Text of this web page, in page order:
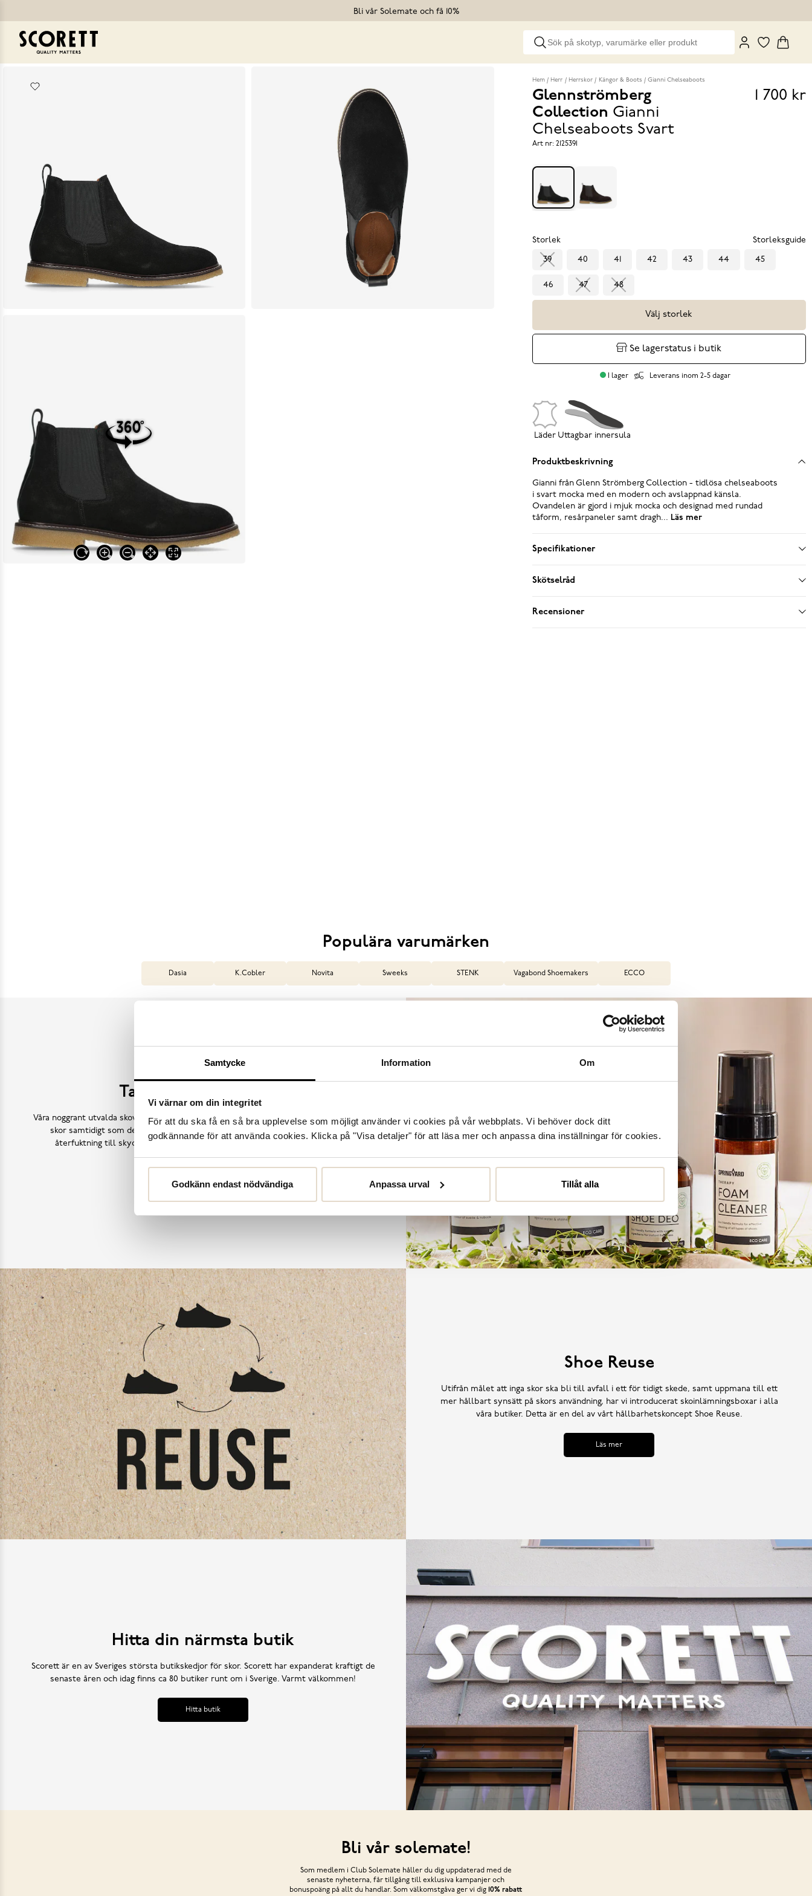
Samtycke Information Om
Vi värnar om din integritet
För att du ska få en så bra upplevelse som möjligt använder vi cookies på vår webbplats. Vi behöver dock ditt
godkännande för att använda cookies. Klicka på "Visa detaljer" för att läsa mer och anpassa dina inställningar för cookies.
Godkänn endast nödvändiga Anpassa urval Tillåt alla
Bli vår Solemate och få 10%
Hem Herr Herrskor Kängor & Boots Gianni Chelseaboots
Glennströmberg
Collection Gianni
Chelseaboots Svart
Pris
1 700 kr
Art nr: 2125391
Storlek Storleksguide
39 40 41 42 43 44 45
46 47 48
Välj storlek
Se lagerstatus i butik
I lager Leverans inom 2-5 dagar
Läder Uttagbar innersula
Produktbeskrivning
Gianni från Glenn Strömberg Collection - tidlösa chelseaboots
i svart mocka med en modern och avslappnad känsla.
Ovandelen är gjord i mjuk mocka och designad med rundad
tåform, resårpaneler samt dragh... Läs mer
Specifikationer
Skötselråd
Recensioner
Populära varumärken
Dasia K.Cobler Novita Sweeks STENK Vagabond Shoemakers ECCO
Ta hand om dina skor
Våra noggrant utvalda skovårdsprodukter är skapade för att förlänga livslängden på dina
skor samtidigt som de behåller deras ursprungliga skönhet. Från rengöring och
återfuktning till skydd mot väder och slitage – vi har allt kan tänkas behöva.
Shoe Reuse
Utifrån målet att inga skor ska bli till avfall i ett för tidigt skede, samt uppmana till ett
mer hållbart synsätt på skors användning, har vi introducerat skoinlämningsboxar i alla
våra butiker. Detta är en del av vårt hållbarhetskoncept Shoe Reuse.
Läs mer
Hitta din närmsta butik
Scorett är en av Sveriges största butikskedjor för skor. Scorett har expanderat kraftigt de
senaste åren och idag finns ca 80 butiker runt om i Sverige. Varmt välkommen!
Hitta butik
Bli vår solemate!
Som medlem i Club Solemate håller du dig uppdaterad med de
senaste nyheterna, får tillgång till exklusiva kampanjer och
bonuspoäng på allt du handlar. Som välkomstgåva ger vi dig 10% rabatt